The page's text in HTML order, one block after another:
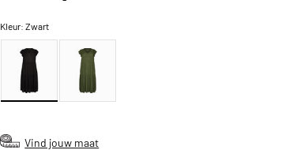
Kleur:Zwart
Vind jouw maat